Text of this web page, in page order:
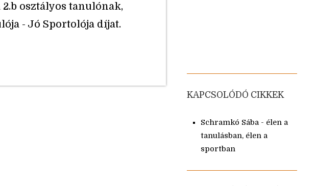
osztályos tanulónak,
- Jó Sportolója díjat.
KAPCSOLÓDÓ CIKKEK
Schramkó Sába - élen a
tanulásban, élen a
sportban